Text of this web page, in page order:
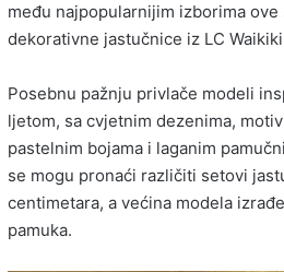
među najpopularnijim izborima
dekorativne jastučnice iz LC
Posebnu pažnju privlače modeli
ljetom, sa cvjetnim dezenima,
pastelnim bojama i laganim
se mogu pronaći različiti setovi
centimetara, a većina modela
pamuka.